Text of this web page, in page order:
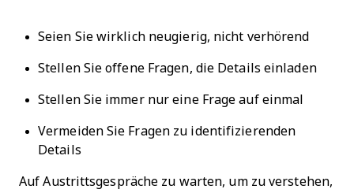
Seien Sie wirklich neugierig, nicht verhörend
Stellen Sie offene Fragen, die Details einladen
Stellen Sie immer nur eine Frage auf einmal
Vermeiden Sie Fragen zu identifizierenden
Details
Auf Austrittsgespräche zu warten, um zu verstehen,